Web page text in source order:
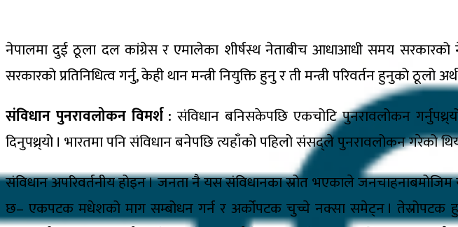
नेपालमा दुई ठूला दल कांग्रेस र एमालेका शीर्षस्थ नेताबीच आधाआधी समय
सरकारको प्रतिनिधित्व गर्नु, केही थान मन्त्री नियुक्ति हुनु र ती मन्त्री परिवर्तन हुनुको ठूलो
संविधान पुनरावलोकन विमर्श :संविधान बनिसकेपछि एकचोटि पुनरावलोकन
दिनुपथ्र्यो । भारतमा पनि संविधान बनेपछि त्यहाँको पहिलो संसद्ले पुनरावलोकन गरेको
संविधान अपरिवर्तनीय होइन । जनता नै यस संविधानका स्रोत भएकाले
छ– एकपटक मधेशको माग सम्बोधन गर्न र अर्कोपटक चुच्चे नक्सा समेट्न । तेस्रोपटक